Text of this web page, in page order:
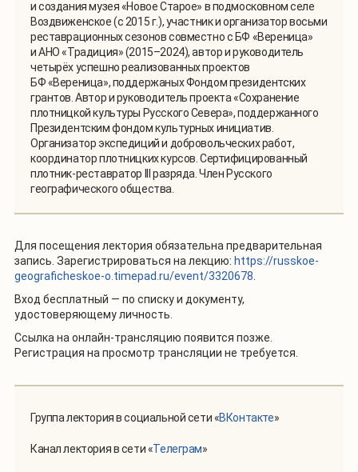
и создания музея «Новое Старое» в подмосковном селе
Воздвиженское (с 2015 г.), участник и организатор восьми
реставрационных сезонов совместно с БФ «Вереница»
и АНО «Традиция» (2015–2024), автор и руководитель
четырёх успешно реализованных проектов
БФ «Вереница», поддержаных Фондом президентских
грантов. Автор и руководитель проекта «Сохранение
плотницкой культуры Русского Севера», поддержанного
Президентским фондом культурных инициатив.
Организатор экспедиций и добровольческих работ,
координатор плотницких курсов. Сертифицированный
плотник-реставратор III разряда. Член Русского
географического общества.
Для посещения лектория обязательна предварительная
запись. Зарегистрироваться на лекцию: https://russkoe-
geograficheskoe-o.timepad.ru/event/3320678
Вход бесплатный — по списку и документу,
удостоверяющему личность.
Ссылка на онлайн-трансляцию появится позже.
Регистрация на просмотр трансляции не требуется.
Группа лектория в социальной сети «ВКонтакте»
Канал лектория в сети «Телеграм»